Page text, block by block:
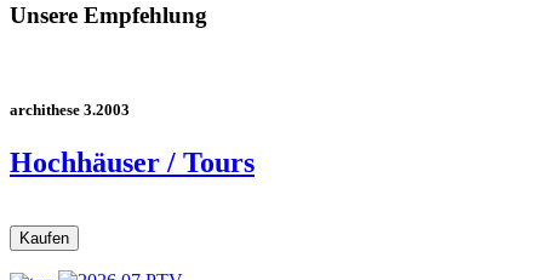
Unsere Empfehlung
archithese 3.2003
Hochhäuser / Tours